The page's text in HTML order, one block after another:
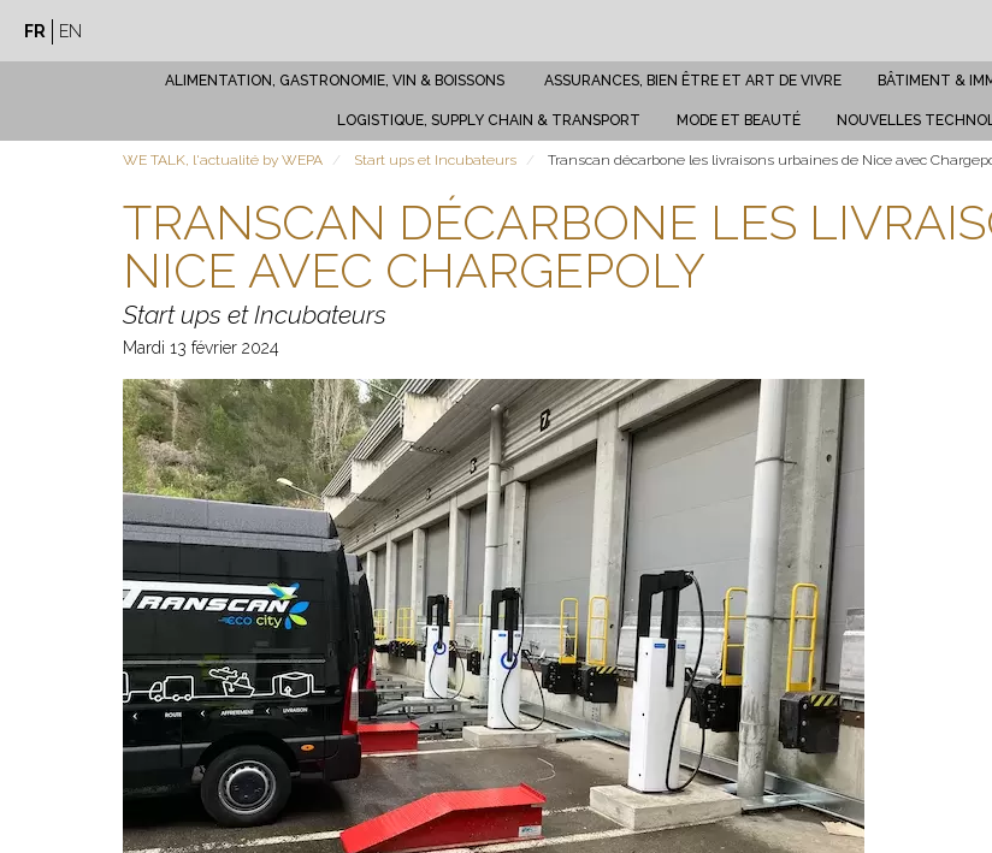
contenu
FR EN
We
Talk
ALIMENTATION, GASTRONOMIE, VIN & BOISSONS ASSURANCES, BIEN ÊTRE ET ART DE VIVRE BÂTIMENT &
LOGISTIQUE, SUPPLY CHAIN & TRANSPORT MODE ET BEAUTÉ NOUVELLES
WE TALK, l'actualité by WEPA Start ups et Incubateurs Transcan décarbone les livraisons urbaines de Nice avec
TRANSCAN DÉCARBONE LES
NICE AVEC CHARGEPOLY
Start ups et Incubateurs
Mardi 13 février 2024